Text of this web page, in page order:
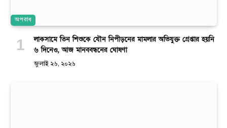
অপরাধ
লাকসামে তিন শিশুকে যৌন নিপীড়নের মামলার অভিযুক্ত গ্রেপ্তার হয়নি
৬ দিনেও, আজ মানববন্ধনের ঘোষণা
জুলাই ২৬, ২০২৬